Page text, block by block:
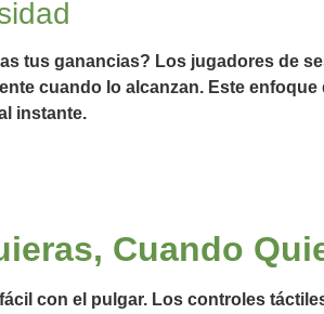
tus ganancias? Los jugadores de
cuando lo alcanzan. Este
instante.
Cuando
con el pulgar. Los controles